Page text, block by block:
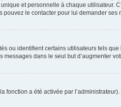
et personnelle à chaque utilisateur.
pouvez le contacter pour lui demander ses
ou identifient certains utilisateurs tels
dans le seul but d’augmenter
a été activée par